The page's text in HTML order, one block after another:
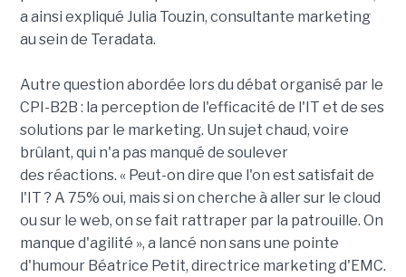
a ainsi expliqué Julia Touzin, consultante marketing
au sein de Teradata.
Autre question abordée lors du débat organisé par le
CPI-B2B : la perception de l'efficacité de l'IT et de ses
solutions par le marketing. Un sujet chaud, voire
brûlant, qui n'a pas manqué de soulever
des réactions. « Peut-on dire que l'on est satisfait de
l'IT ? A 75% oui, mais si on cherche à aller sur le cloud
ou sur le web, on se fait rattraper par la patrouille. On
manque d'agilité », a lancé non sans une pointe
d'humour Béatrice Petit, directrice marketing d'EMC.